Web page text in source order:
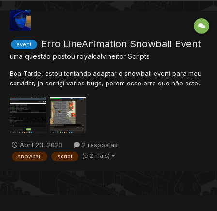
event Erro LineAnimation Snowball Event
uma questão postou royalcalvineitor Scripts
Boa Tarde, estou tentando adaptar o snowball event para meu
servidor, ja corrigi varios bugs, porém esse erro que não estou
sobre sempre que uso o comando !snowball Atirar aparece
esse erro na distro, mas a animação segue fluida no servid...
Abril 23, 2023 2 respostas
snowball script (e 2 mais)